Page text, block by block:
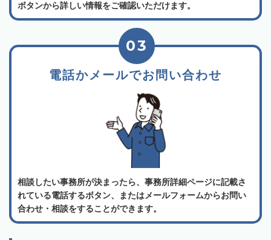
ボタンから詳しい情報をご確認いただけます。
電話かメールでお問い合わせ
03
相談したい事務所が決まったら、事務所詳細ページに記載さ
れている電話するボタン、またはメールフォームからお問い
合わせ・相談をすることができます。